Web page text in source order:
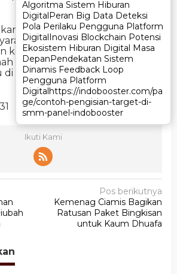
Algoritma Sistem Hiburan
DigitalPeran Big Data Deteksi
Pola Perilaku Pengguna Platform
DigitalInovasi Blockchain Potensi
Ekosistem Hiburan Digital Masa
DepanPendekatan Sistem
Dinamis Feedback Loop
Pengguna Platform
Digitalhttps://indobooster.com/pa
ge/contoh-pengisian-target-di-
smm-panel-indobooster
Algoritma Sistem Hiburan
DigitalPeran Big Data Deteksi
Pola Perilaku Pengguna Platform
DigitalInovasi Blockchain Potensi
Ekosistem Hiburan Digital Masa
DepanPendekatan Sistem
Dinamis Feedback Loop
Pengguna Platform
Digitalhttps://indobooster.com/pa
ge/contoh-pengisian-target-di-
smm-panel-indobooster
161 Sertifikat Hak Milik ini,
yang telah direlokasi
kepastian hukum atas
mereka dan memulai
hunian yang telah disediakan.
Ikuti Kami
Pos berikutnya
Kemenag Ciamis Bagikan
Ratusan Paket Bingkisan
untuk Kaum Dhuafa